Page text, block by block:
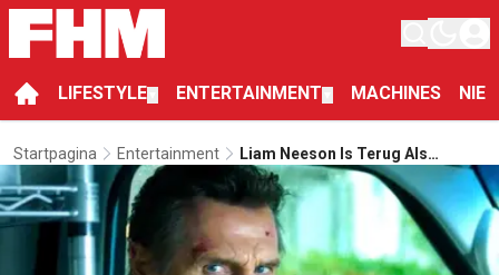
LIFESTYLE ENTERTAINMENT MACHINES
Startpagina Entertainment
Liam Neeson Is Terug Als
Vredelievende Bankrover In
Honest Thief